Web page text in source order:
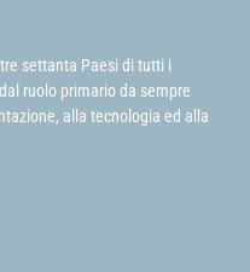
settanta Paesi di tutti i
ruolo primario da sempre
alla tecnologia ed alla